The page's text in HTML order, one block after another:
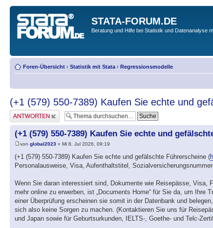
STATA-FORUM.DE
Beratung und Hilfe bei Statistik und Datenanalyse
Foren-Übersicht ‹ Statistik mit Stata ‹ Regressionsmodelle
(+1 (579) 550-7389) Kaufen Sie echte und
Antwort erstellen
(+1 (579) 550-7389) Kaufen Sie echte und
von global2023 » Mi 8. Jul 2026, 09:19
(+1 (579) 550-7389) Kaufen Sie echte und gefälschte Führerscheine (
Personalausweise, Visa, Aufenthaltstitel,
Wenn Sie daran interessiert sind, Dokumente wie Reisepässe, Visa,
mehr online zu erwerben, ist „Documents Home“ für Sie da, um
einer Überprüfung erscheinen sie somit in der Datenbank und
sich also keine Sorgen zu machen. (Kontaktieren Sie uns für
und Japan sowie für Geburtsurkunden, IELTS-, Goethe- und Telc-